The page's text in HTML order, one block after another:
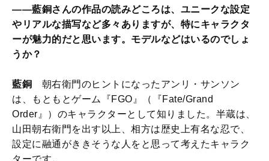
――藍銅さんの作品の読みどころは、ユニークな設定
やリアルな描写など多々ありますが、特にキャラクタ
ーが魅力的だと思います。モデルなどはいるのでしょ
うか？
藍銅
朝右衛門のヒントになったアンリ・サンソン
は、もともとゲーム『FGO』（『Fate/Grand
Order』）のキャラクターとして知りました。半蔵は、
山田朝右衛門を出す以上、相方は歴史上有名な忍で、
設定に融通がききそうな人をと思って考えたキャラク
ターです。